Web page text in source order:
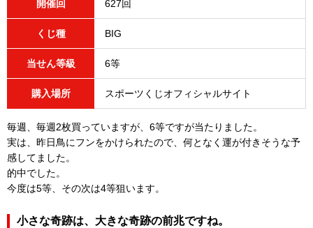
開催回 627回
くじ種 BIG
当せん等級 6等
購入場所 スポーツくじオフィシャルサイト
毎週、毎週2枚買っていますが、6等ですが当たりました。
実は、昨日鳥にフンをかけられたので、何となく運が付きそうな予
感してました。
的中でした。
今度は5等、その次は4等狙います。
小さな奇跡は、大きな奇跡の前兆ですね。